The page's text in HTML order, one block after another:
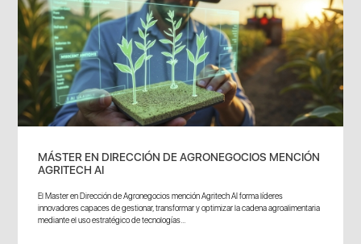
MÁSTER EN DIRECCIÓN DE AGRONEGOCIOS MENCIÓN
AGRITECH AI
El Master en Dirección de Agronegocios mención Agritech AI forma líderes
innovadores capaces de gestionar, transformar y optimizar la cadena agroalimentaria
mediante el uso estratégico de tecnologías...